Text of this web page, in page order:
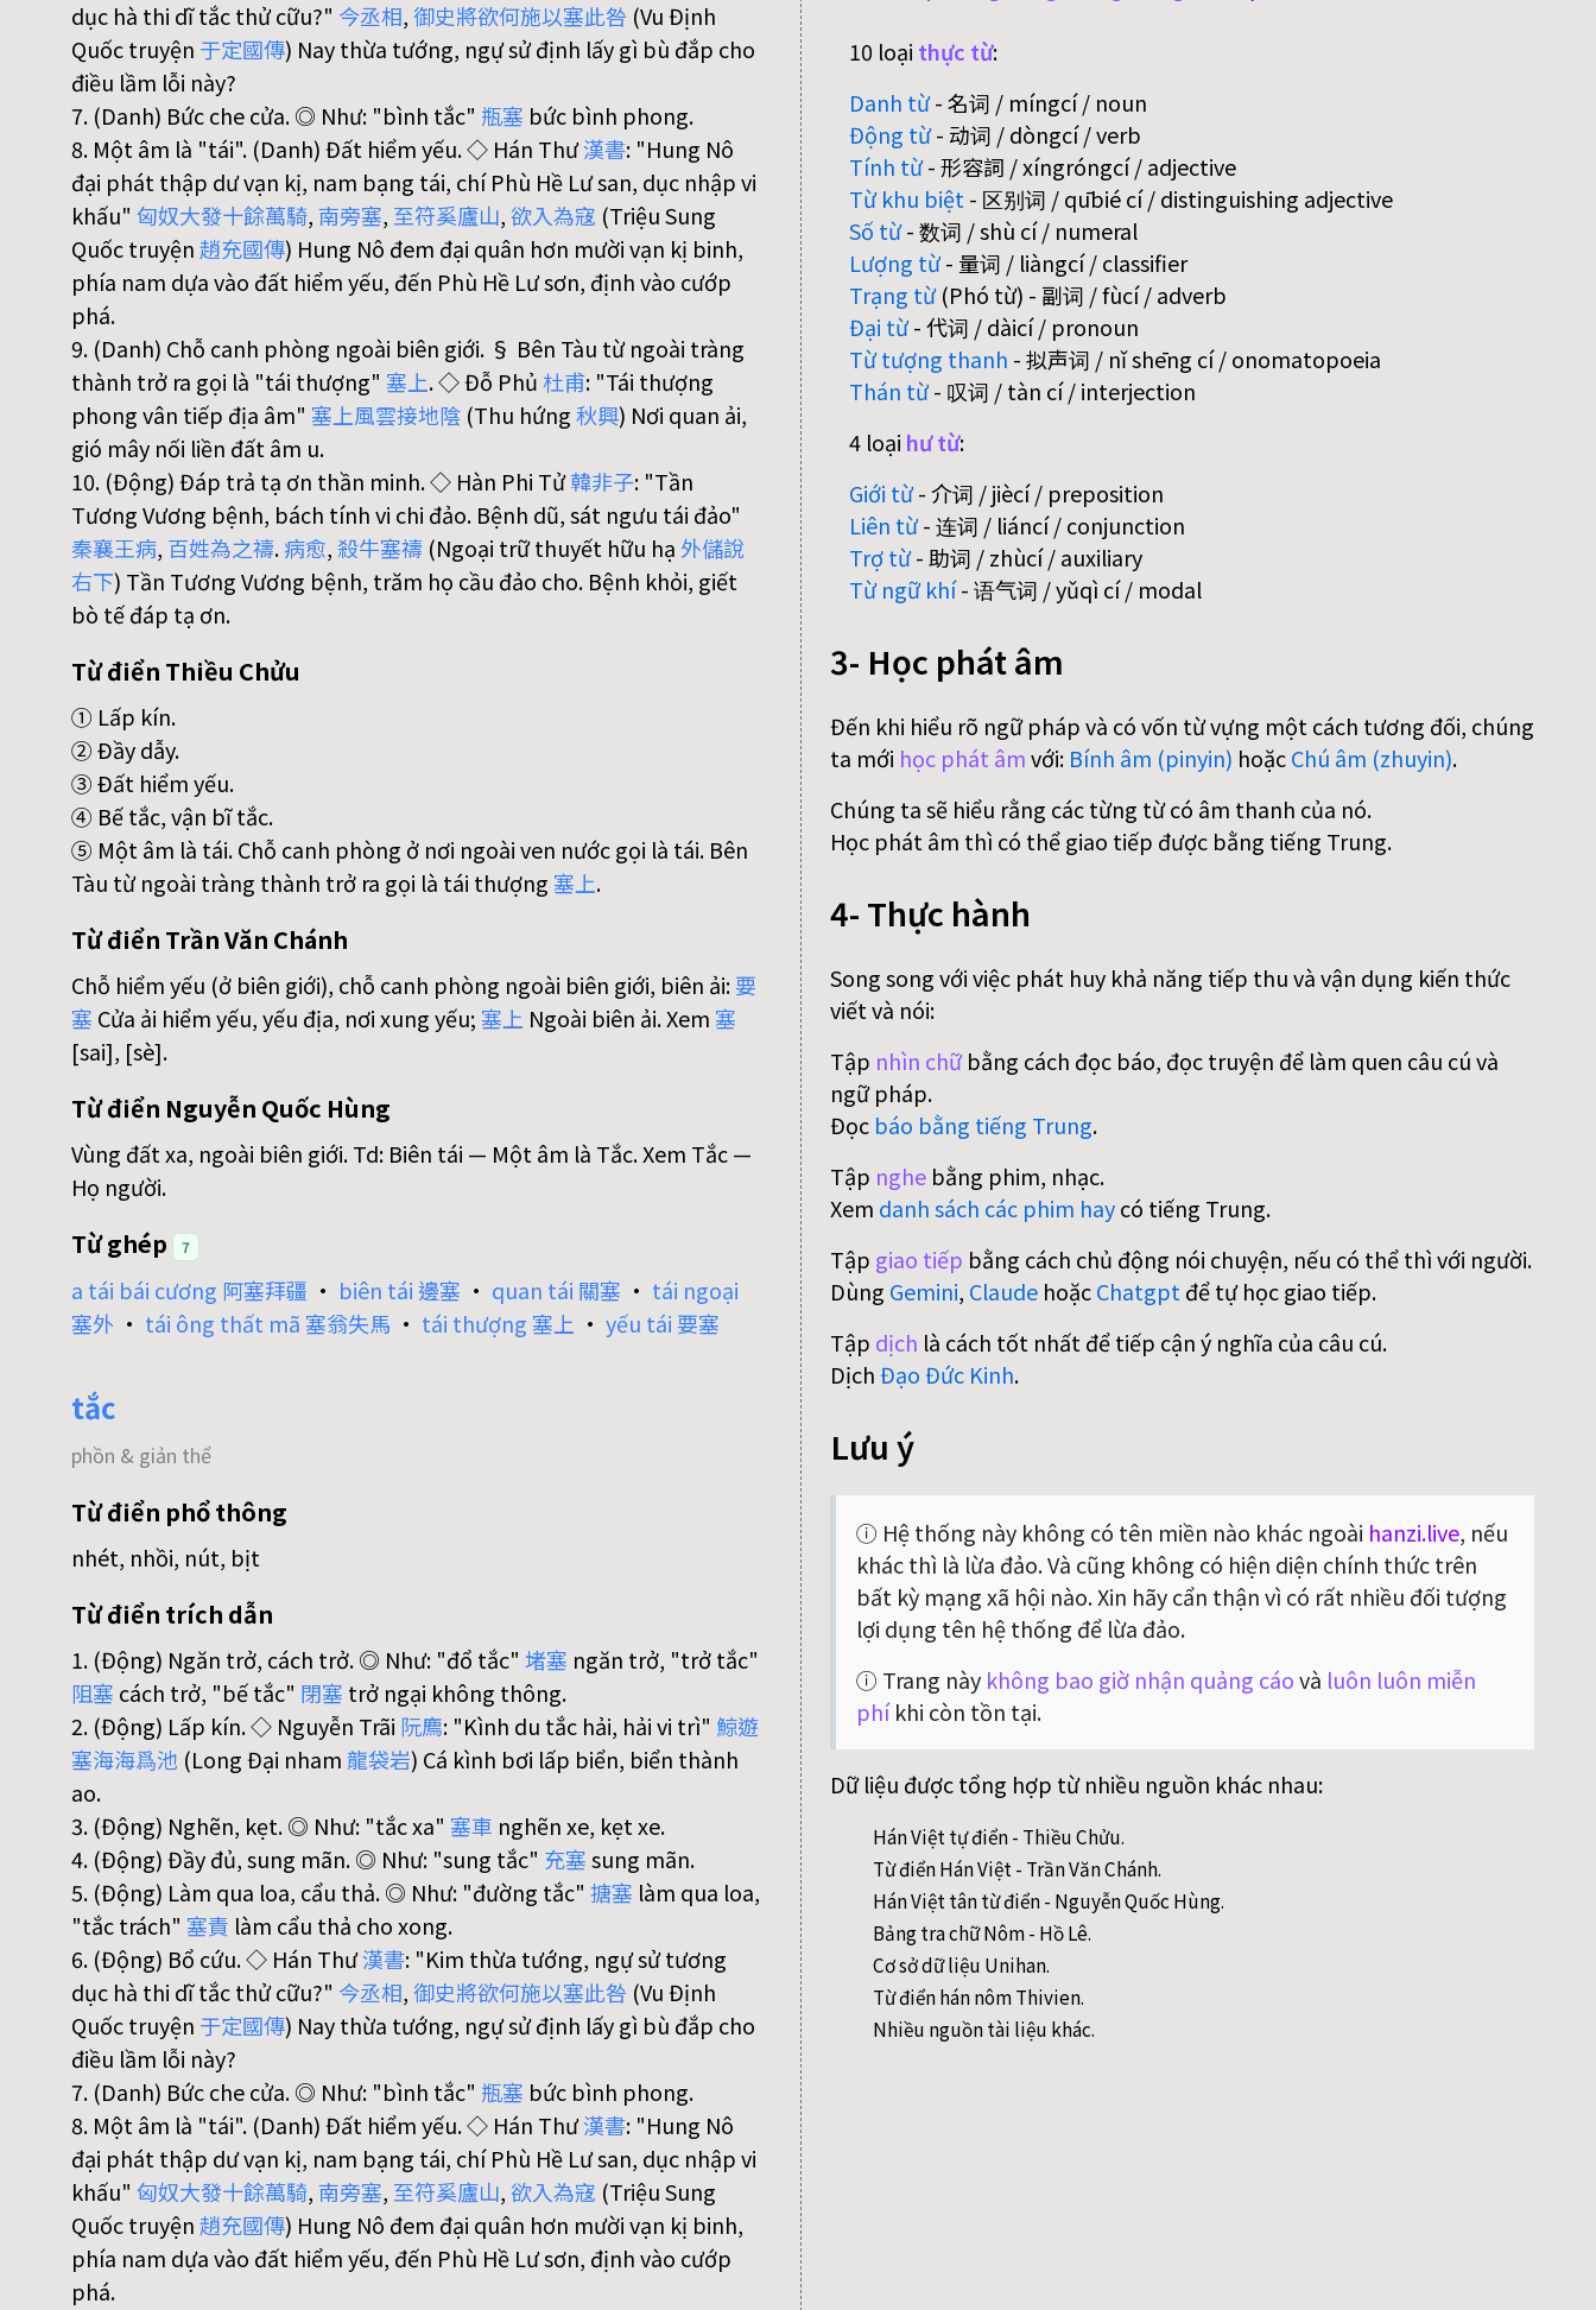
dục hà thi dĩ tắc thử cữu?" 今丞相,御史將欲何施以塞此咎 (Vu Định
Quốc truyện 于定國傳) Nay thừa tướng, ngự sử định lấy gì bù đắp cho
điều lầm lỗi này?
7. (Danh) Bức che cửa. ◎ Như: "bình tắc" 瓶塞 bức bình phong.
8. Một âm là "tái". (Danh) Đất hiểm yếu. ◇ Hán Thư漢書: "Hung Nô
đại phát thập dư vạn kị, nam bạng tái, chí Phù Hề Lư san, dục nhập vi
khấu" 匈奴大發十餘萬騎,南旁塞, 至符奚廬山,欲入為寇 (Triệu Sung
Quốc truyện趙充國傳) Hung Nô đem đại quân hơn mười vạn kị binh,
phía nam dựa vào đất hiểm yếu, đến Phù Hề Lư sơn, định vào cướp
phá.
9. (Danh) Chỗ canh phòng ngoài biên giới. § Bên Tàu từ ngoài tràng
thành trở ra gọi là "tái thượng" 塞 上. ◇ Đỗ Phủ杜甫: "Tái thượng
phong vân tiếp địa âm" 塞 上風雲接地陰 (Thu hứng秋興) Nơi quan ải,
gió mây nối liền đất âm u.
10. (Động) Đáp trả tạ ơn thần minh. ◇ Hàn Phi Tử韓非子: "Tần
Tương Vương bệnh, bách tính vi chi đảo. Bệnh dũ, sát ngưu tái đảo"
秦襄王病, 百姓為之禱.病愈,殺牛塞禱 (Ngoại trữ thuyết hữu hạ 外儲說
右下) Tần Tương Vương bệnh, trăm họ cầu đảo cho. Bệnh khỏi, giết
bò tế đáp tạ ơn.
Từ điển Thiều Chửu
① Lấp kín.
② Ðầy dẫy.
③ Ðất hiểm yếu.
④ Bế tắc, vận bĩ tắc.
⑤ Một âm là tái. Chỗ canh phòng ở nơi ngoài ven nước gọi là tái. Bên
Tàu từ ngoài tràng thành trở ra gọi là tái thượng 塞 上.
Từ điển Trần Văn Chánh
Chỗ hiểm yếu (ở biên giới), chỗ canh phòng ngoài biên giới, biên ải:要
塞 Cửa ải hiểm yếu, yếu địa, nơi xung yếu; 塞 上 Ngoài biên ải. Xem 塞
[sai], [sè].
Từ điển Nguyễn Quốc Hùng
Vùng đất xa, ngoài biên giới. Td: Biên tái — Một âm là Tắc. Xem Tắc —
Họ người.
Từ ghép 7
a tái bái cương 阿塞拜疆 • biên tái 邊塞 • quan tái 關塞 • tái ngoại
塞外 • tái ông thất mã 塞翁失馬 • tái thượng 塞上 • yếu tái 要塞
tắc
phồn & giản thể
Từ điển phổ thông
nhét, nhồi, nút, bịt
Từ điển trích dẫn
1. (Động) Ngăn trở, cách trở. ◎ Như: "đổ tắc" 堵塞 ngăn trở, "trở tắc"
阻塞 cách trở, "bế tắc" 閉塞 trở ngại không thông.
2. (Động) Lấp kín. ◇ Nguyễn Trãi 阮廌: "Kình du tắc hải, hải vi trì" 鯨遊
塞海海爲池 (Long Đại nham龍袋岩) Cá kình bơi lấp biển, biển thành
ao.
3. (Động) Nghẽn, kẹt. ◎ Như: "tắc xa" 塞車 nghẽn xe, kẹt xe.
4. (Động) Đầy đủ, sung mãn. ◎ Như: "sung tắc" 充塞sung mãn.
5. (Động) Làm qua loa, cẩu thả. ◎ Như: "đường tắc" 搪塞 làm qua loa,
"tắc trách" 塞責 làm cẩu thả cho xong.
6. (Động) Bổ cứu. ◇ Hán Thư漢書: "Kim thừa tướng, ngự sử tương
dục hà thi dĩ tắc thử cữu?" 今丞相,御史將欲何施以塞此咎 (Vu Định
Quốc truyện 于定國傳) Nay thừa tướng, ngự sử định lấy gì bù đắp cho
điều lầm lỗi này?
7. (Danh) Bức che cửa. ◎ Như: "bình tắc" 瓶塞 bức bình phong.
8. Một âm là "tái". (Danh) Đất hiểm yếu. ◇ Hán Thư漢書: "Hung Nô
đại phát thập dư vạn kị, nam bạng tái, chí Phù Hề Lư san, dục nhập vi
khấu" 匈奴大發十餘萬騎,南旁塞, 至符奚廬山,欲入為寇 (Triệu Sung
Quốc truyện趙充國傳) Hung Nô đem đại quân hơn mười vạn kị binh,
phía nam dựa vào đất hiểm yếu, đến Phù Hề Lư sơn, định vào cướp
phá.
10 loại thực từ:
Danh từ- 名词 / míngcí / noun
Động từ- 动词 / dòngcí / verb
Tính từ- 形容詞 / xíngróngcí / adjective
Từ khu biệt - 区别词 / qūbié cí / distinguishing adjective
Số từ- 数词 / shù cí / numeral
Lượng từ- 量词 / liàngcí / classifier
Trạng từ(Phó từ) - 副词 / fùcí / adverb
Đại từ- 代词 / dàicí / pronoun
Từ tượng thanh - 拟声词 / nǐ shēng cí / onomatopoeia
Thán từ- 叹词 / tàn cí / interjection
4 loại hư từ:
Giới từ- 介词 / jiècí / preposition
Liên từ- 连词 / liáncí / conjunction
Trợ từ- 助词 / zhùcí / auxiliary
Từ ngữ khí- 语气词 / yǔqì cí / modal
3- Học phát âm
Đến khi hiểu rõ ngữ pháp và có vốn từ vựng một cách tương đối, chúng
ta mới học phát âmvới: Bính âm (pinyin) hoặcChú âm (zhuyin).
Chúng ta sẽ hiểu rằng các từng từ có âm thanh của nó.
Học phát âm thì có thể giao tiếp được bằng tiếng Trung.
4- Thực hành
Song song với việc phát huy khả năng tiếp thu và vận dụng kiến thức
viết và nói:
Tập nhìn chữbằng cách đọc báo, đọc truyện để làm quen câu cú và
ngữ pháp.
Đọc báo bằng tiếng Trung.
Tập nghebằng phim, nhạc.
Xem danh sách các phim haycó tiếng Trung.
Tập giao tiếp bằng cách chủ động nói chuyện, nếu có thể thì với người.
Dùng Gemini, ClaudehoặcChatgpt để tự học giao tiếp.
Tập dịch là cách tốt nhất để tiếp cận ý nghĩa của câu cú.
DịchĐạo Đức Kinh.
Lưu ý
ⓘ Hệ thống này không có tên miền nào khác ngoài hanzi.live, nếu
khác thì là lừa đảo. Và cũng không có hiện diện chính thức trên
bất kỳ mạng xã hội nào. Xin hãy cẩn thận vì có rất nhiều đối tượng
lợi dụng tên hệ thống để lừa đảo.
ⓘ Trang này không bao giờ nhận quảng cáovà luôn luôn miễn
phíkhi còn tồn tại.
Dữ liệu được tổng hợp từ nhiều nguồn khác nhau:
Hán Việt tự điển - Thiều Chửu.
Từ điển Hán Việt - Trần Văn Chánh.
Hán Việt tân từ điển - Nguyễn Quốc Hùng.
Bảng tra chữ Nôm - Hồ Lê.
Cơ sở dữ liệu Unihan.
Từ điển hán nôm Thivien.
Nhiều nguồn tài liệu khác.